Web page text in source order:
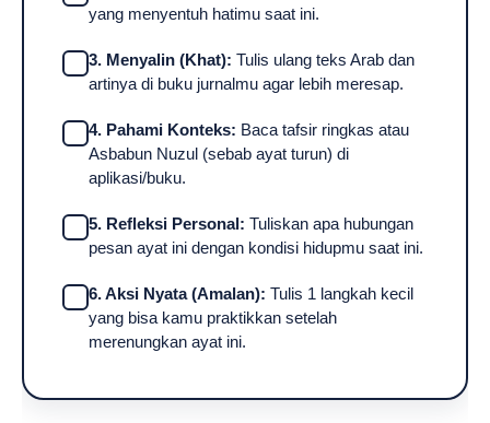
yang menyentuh hatimu saat ini.
3. Menyalin (Khat): Tulis ulang teks Arab dan
artinya di buku jurnalmu agar lebih meresap.
4. Pahami Konteks: Baca tafsir ringkas atau
Asbabun Nuzul (sebab ayat turun) di
aplikasi/buku.
5. Refleksi Personal: Tuliskan apa hubungan
pesan ayat ini dengan kondisi hidupmu saat ini.
6. Aksi Nyata (Amalan): Tulis 1 langkah kecil
yang bisa kamu praktikkan setelah
merenungkan ayat ini.